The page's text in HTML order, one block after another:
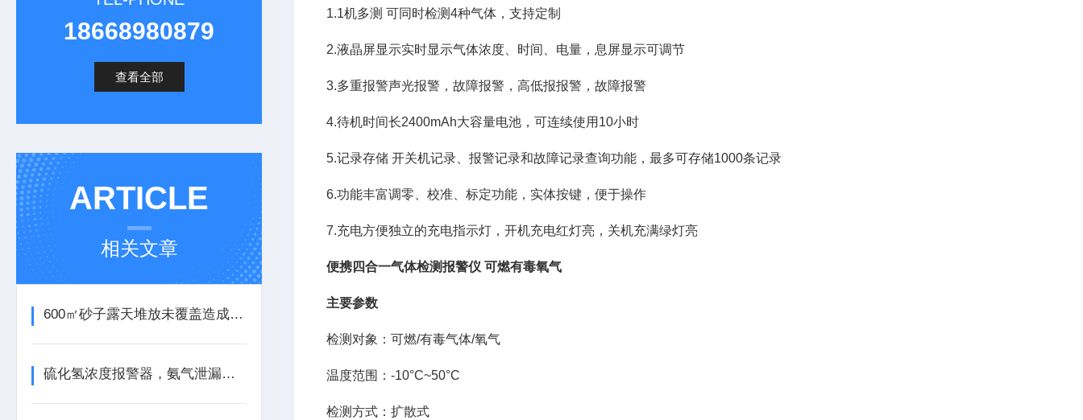
18668980879
查看全部
ARTICLE
相关文章
600㎡砂子露天堆放未覆盖造成扬尘污染
硫化氢浓度报警器，氨气泄漏报警器在污水处理厂中的应用
1.1机多测 可同时检测4种气体，支持定制
2.液晶屏显示实时显示气体浓度、时间、电量，息屏显示可调节
3.多重报警声光报警，故障报警，高低报报警，故障报警
4.待机时间长2400mAh大容量电池，可连续使用10小时
5.记录存储 开关机记录、报警记录和故障记录查询功能，最多可存储1000条记录
6.功能丰富调零、校准、标定功能，实体按键，便于操作
7.充电方便独立的充电指示灯，开机充电红灯亮，关机充满绿灯亮
便携四合一气体检测报警仪 可燃有毒氧气
主要参数
检测对象：可燃/有毒气体/氧气
温度范围：-10°C~50°C
检测方式：扩散式